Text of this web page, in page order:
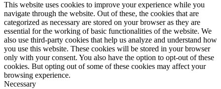
This website uses cookies to improve your experience while you
navigate through the website. Out of these, the cookies that are
categorized as necessary are stored on your browser as they are
essential for the working of basic functionalities of the website. We
also use third-party cookies that help us analyze and understand how
you use this website. These cookies will be stored in your browser
only with your consent. You also have the option to opt-out of these
cookies. But opting out of some of these cookies may affect your
browsing experience.
Necessary